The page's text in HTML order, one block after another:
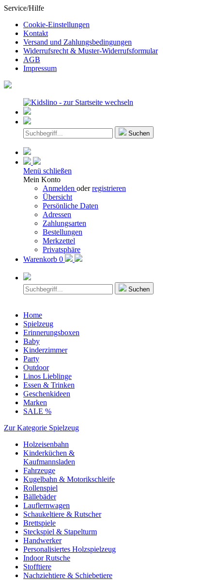
Service/Hilfe
Cookie-Einstellungen
Kontakt
Versand und Zahlungsbedingungen
Widerrufsrecht & Muster-Widerrufsformular
AGB
Impressum
Suchen
Menü schließen
Mein Konto
Anmelden oderregistrieren
Übersicht
Persönliche Daten
Adressen
Zahlungsarten
Bestellungen
Merkzettel
Privatsphäre
Warenkorb 0
Suchen
Home
Spielzeug
Erinnerungsboxen
Baby
Kinderzimmer
Party
Outdoor
Linos Lieblinge
Essen & Trinken
Geschenkideen
Marken
SALE %
Zur Kategorie Spielzeug
Holzeisenbahn
Kinderküchen &
Kaufmannsladen
Fahrzeuge
Kugelbahn & Motorikschleife
Rollenspiel
Bällebäder
Lauflernwagen
Schaukeltiere & Rutscher
Brettspiele
Steckspiel & Stapelturm
Handwerker
Personalisiertes Holzspielzeug
Indoor Rutsche
Stofftiere
Nachziehtiere & Schiebetiere